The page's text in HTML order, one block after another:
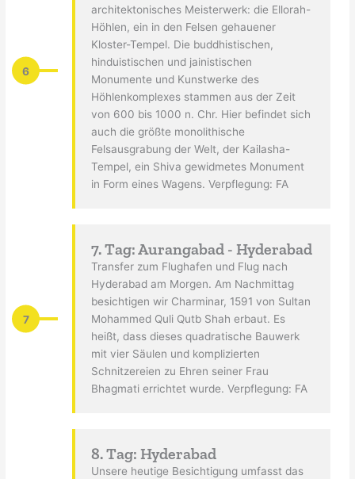
6
architektonisches Meisterwerk: die Ellorah-
Höhlen, ein in den Felsen gehauener
Kloster-Tempel. Die buddhistischen,
hinduistischen und jainistischen
Monumente und Kunstwerke des
Höhlenkomplexes stammen aus der Zeit
von 600 bis 1000 n. Chr. Hier befindet sich
auch die größte monolithische
Felsausgrabung der Welt, der Kailasha-
Tempel, ein Shiva gewidmetes Monument
in Form eines Wagens. Verpflegung: FA
7
7. Tag: Aurangabad - Hyderabad
Transfer zum Flughafen und Flug nach
Hyderabad am Morgen. Am Nachmittag
besichtigen wir Charminar, 1591 von Sultan
Mohammed Quli Qutb Shah erbaut. Es
heißt, dass dieses quadratische Bauwerk
mit vier Säulen und komplizierten
Schnitzereien zu Ehren seiner Frau
Bhagmati errichtet wurde. Verpflegung: FA
8. Tag: Hyderabad
Unsere heutige Besichtigung umfasst das